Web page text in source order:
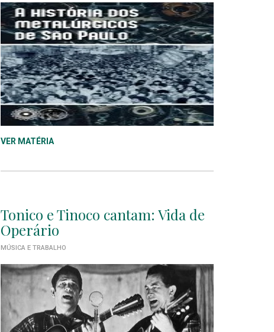
VER MATÉRIA
Tonico e Tinoco cantam: Vida de
Operário
MÚSICA E TRABALHO